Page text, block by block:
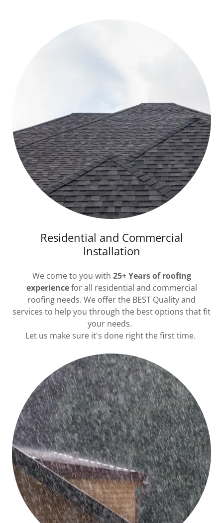
Residential and Commercial
Installation
We come to you with 25+ Years of roofing
experiencefor all residential and commercial
roofing needs. We offer the BEST Quality and
services to help you through the best options that fit
your needs.
Let us make sure it's done right the first time.